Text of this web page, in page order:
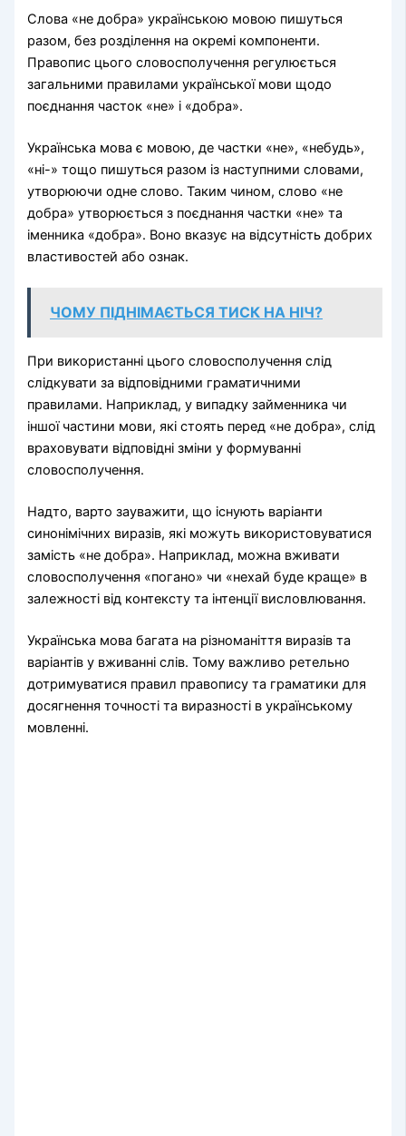
Слова «не добра» українською мовою пишуться
разом, без розділення на окремі компоненти.
Правопис цього словосполучення регулюється
загальними правилами української мови щодо
поєднання часток «не» і «добра».
Українська мова є мовою, де частки «не», «небудь»,
«ні-» тощо пишуться разом із наступними словами,
утворюючи одне слово. Таким чином, слово «не
добра» утворюється з поєднання частки «не» та
іменника «добра». Воно вказує на відсутність добрих
властивостей або ознак.
ЧОМУ ПІДНІМАЄТЬСЯ ТИСК НА НІЧ?
При використанні цього словосполучення слід
слідкувати за відповідними граматичними
правилами. Наприклад, у випадку займенника чи
іншої частини мови, які стоять перед «не добра», слід
враховувати відповідні зміни у формуванні
словосполучення.
Надто, варто зауважити, що існують варіанти
синонімічних виразів, які можуть використовуватися
замість «не добра». Наприклад, можна вживати
словосполучення «погано» чи «нехай буде краще» в
залежності від контексту та інтенції висловлювання.
Українська мова багата на різноманіття виразів та
варіантів у вживанні слів. Тому важливо ретельно
дотримуватися правил правопису та граматики для
досягнення точності та виразності в українському
мовленні.